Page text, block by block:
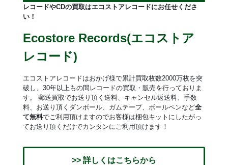
レコードやCDの買取はエコストアレコードにお任せくださ
い！
Ecostore Records(エコストア
レコード)
エコストアレコードはおかげ様で累計買取枚数2000万枚を突
破し、30年以上もの間レコードの買取・販売を行っておりま
す。 郵送買取でお送り頂く送料、キャンセル返送料、手数
料、お送り頂くダンボール、ガムテープ、ボールペンなど全
て無料でご利用頂けますのでお客様は梱包キットにしたがっ
てお送り頂くだけでカンタンにご利用頂けます！
>> 詳しくはこちらから